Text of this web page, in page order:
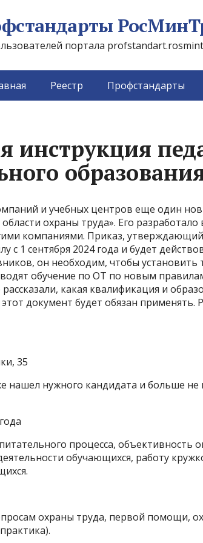
портала
Реестр Профстандарты
инструкция
и учебных центров еще один
охраны труда». Его разработало
компаниями. Приказ,
с 1 сентября 2024 года и будет
он необходим, чтобы установить
обучение по ОТ по новым
рассказали, какая квалификация и
документ будет обязан применять.
35
нашел нужного кандидата и больше
процесса, объективность
обучающихся, работу
охраны труда, первой помощи,